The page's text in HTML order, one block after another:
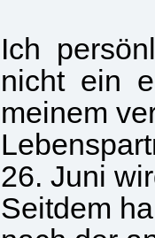
Ich
nicht ein
meinem
26. Juni
Seitdem